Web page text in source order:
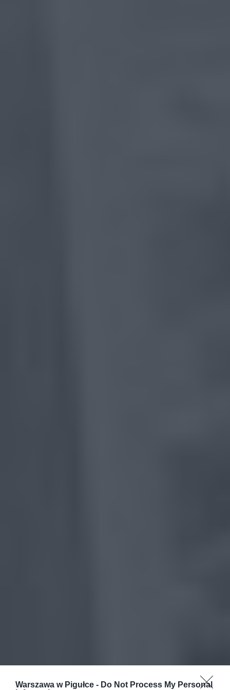
Warszawa w Pigułce - Do Not Process My Personal